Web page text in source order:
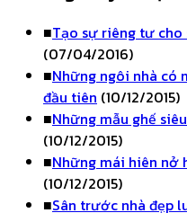
■Tạo sự riêng tư cho
(07/04/2016)
■Những ngôi nhà có
đầu tiên (10/12/2015)
■Những mẫu ghế
(10/12/2015)
■Những mái hiên nở
(10/12/2015)
■Sân trước nhà đẹp